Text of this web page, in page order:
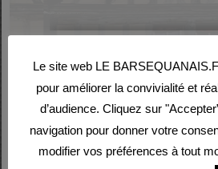
Laisser un
Votre adresse e-
sera pas
Le site web LE
pour améliorer la convivialité et
d’audience. Cliquez sur
navigation pour donner votre
modifier vos préférences à tout